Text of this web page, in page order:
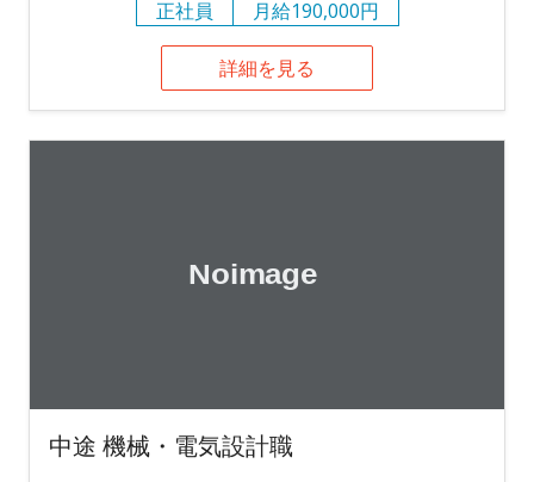
正社員
月給190,000円
詳細を見る
中途 機械・電気設計職